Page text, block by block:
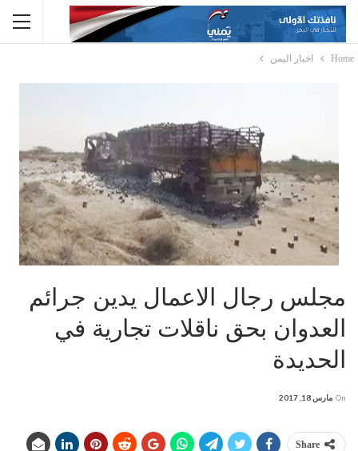
Home اخبار اليمن
مجلس رجال الاعمال يدين جرائم
العدوان بحق ناقلات تجارية في
الحديدة
On مارس 18, 2017
Share